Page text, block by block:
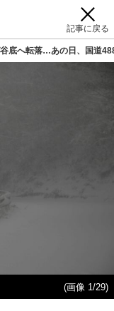
記事に戻る
底へ転落…あの日、国道
(画像 1/29)